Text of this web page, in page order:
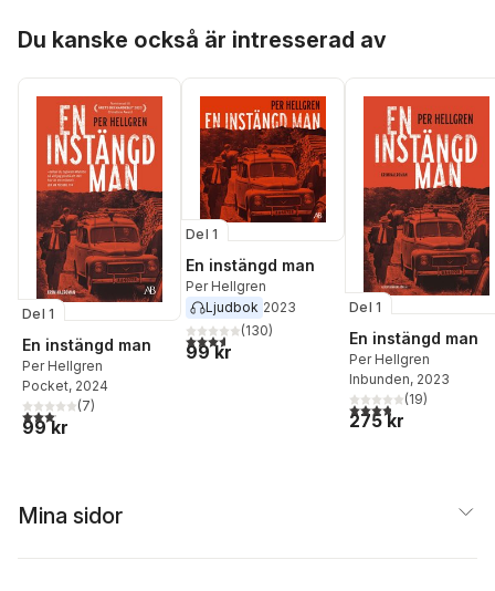
Du kanske också är intresserad av
Del 1
En instängd man
Per Hellgren
Pocket, 2024
3,1utav 5 stjärnor. Totalt antal röster:
(7)
99 kr
Del 1
En instängd man
Per Hellgren
Ljudbok 2023
3,6utav 5 stjärnor. Totalt antal röster:
(130)
99 kr
Del 1
En instängd man
Per Hellgren
Inbunden, 2023
3,8utav 5 stjärnor.
(19)
275 kr
Mina sidor